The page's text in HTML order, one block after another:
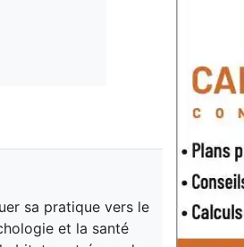
sa pratique vers le
et la santé